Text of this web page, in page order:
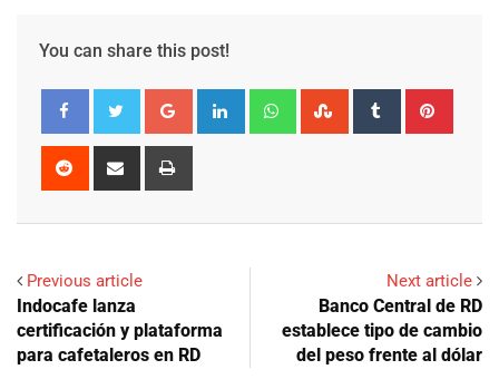
You can share this post!
Google+ LinkedIn WhatsappStumbleUpon
Tumblr
Reddit
Share
Previous article
Indocafe lanza
certificación y plataforma
para cafetaleros en RD
Next article
Banco Central de RD
establece tipo de cambio
del peso frente al dólar